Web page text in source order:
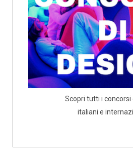
Scopri tutti i concorsi
italiani e